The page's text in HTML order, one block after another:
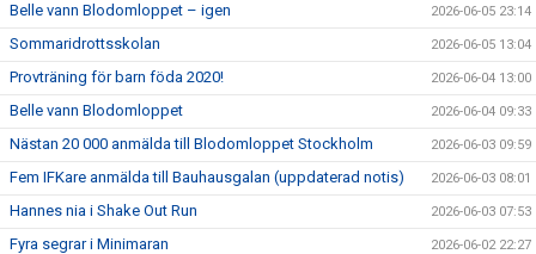
Belle vann Blodomloppet – igen 2026-06-05 23:14
Sommaridrottsskolan 2026-06-05 13:04
Provträning för barn föda 2020! 2026-06-04 13:00
Belle vann Blodomloppet 2026-06-04 09:33
Nästan 20 000 anmälda till Blodomloppet Stockholm 2026-06-03 09:59
Fem IFKare anmälda till Bauhausgalan (uppdaterad notis) 2026-06-03 08:01
Hannes nia i Shake Out Run 2026-06-03 07:53
Fyra segrar i Minimaran 2026-06-02 22:27